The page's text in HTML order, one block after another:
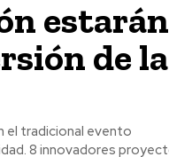
estarán
de la
el tradicional evento